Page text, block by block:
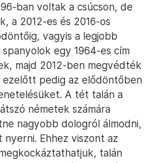
ban voltak a csúcson, de
a 2012-es és 2016-os
vagyis a legjobb
egy 1964-es cím
majd 2012-ben megvédték
pedig az elődöntőben
A tét talán a
németek számára
nagyobb dologról álmodni,
nyerni. Ehhez viszont az
talán